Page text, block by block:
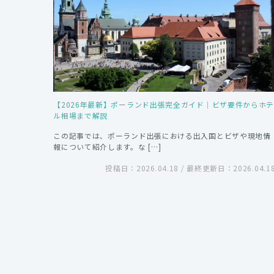
【2026年最新】ポーランド出張完全ガイド｜ビザ要件からホテ
ル相場まで解説
この記事では、ポーランド出張における出入国とビザや現地情
報について紹介します。な […]
投稿日：2026.04.18 / 最終更新日：